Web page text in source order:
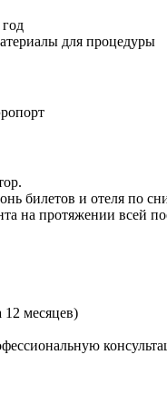
для процедуры
билетов и отеля по
на протяжении всей
месяцев)